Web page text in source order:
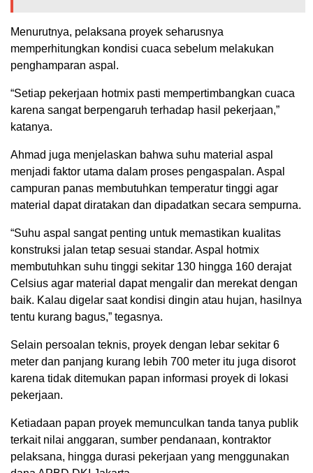
Menurutnya, pelaksana proyek seharusnya
memperhitungkan kondisi cuaca sebelum melakukan
penghamparan aspal.
“Setiap pekerjaan hotmix pasti mempertimbangkan cuaca
karena sangat berpengaruh terhadap hasil pekerjaan,”
katanya.
Ahmad juga menjelaskan bahwa suhu material aspal
menjadi faktor utama dalam proses pengaspalan. Aspal
campuran panas membutuhkan temperatur tinggi agar
material dapat diratakan dan dipadatkan secara sempurna.
“Suhu aspal sangat penting untuk memastikan kualitas
konstruksi jalan tetap sesuai standar. Aspal hotmix
membutuhkan suhu tinggi sekitar 130 hingga 160 derajat
Celsius agar material dapat mengalir dan merekat dengan
baik. Kalau digelar saat kondisi dingin atau hujan, hasilnya
tentu kurang bagus,” tegasnya.
Selain persoalan teknis, proyek dengan lebar sekitar 6
meter dan panjang kurang lebih 700 meter itu juga disorot
karena tidak ditemukan papan informasi proyek di lokasi
pekerjaan.
Ketiadaan papan proyek memunculkan tanda tanya publik
terkait nilai anggaran, sumber pendanaan, kontraktor
pelaksana, hingga durasi pekerjaan yang menggunakan